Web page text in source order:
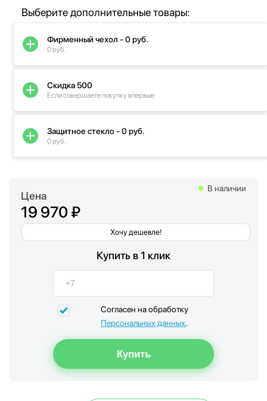
Цена
19 970 ₽
Хочу дешевле!
В наличии
Купить в 1 клик
Согласен на обработку
Персональных данных.
Выберите дополнительные товары:
Фирменный чехол - 0 руб.
0 руб.
Скидка 500
Если совершаете покупку впервые
Защитное стекло - 0 руб.
0 руб.